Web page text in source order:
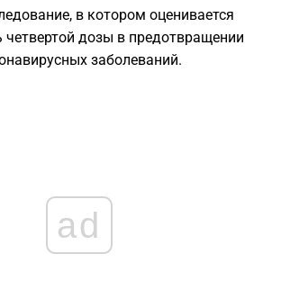
в котором оценивается
дозы в предотвращении
заболеваний.
ad